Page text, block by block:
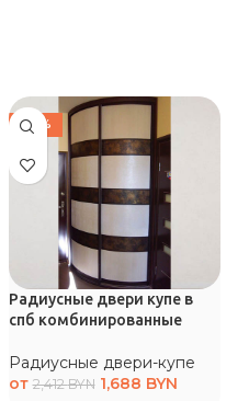
-30%
Радиусные двери купе в
спб комбинированные
Радиусные двери-купе
от 2,412BYN 1,688 BYN